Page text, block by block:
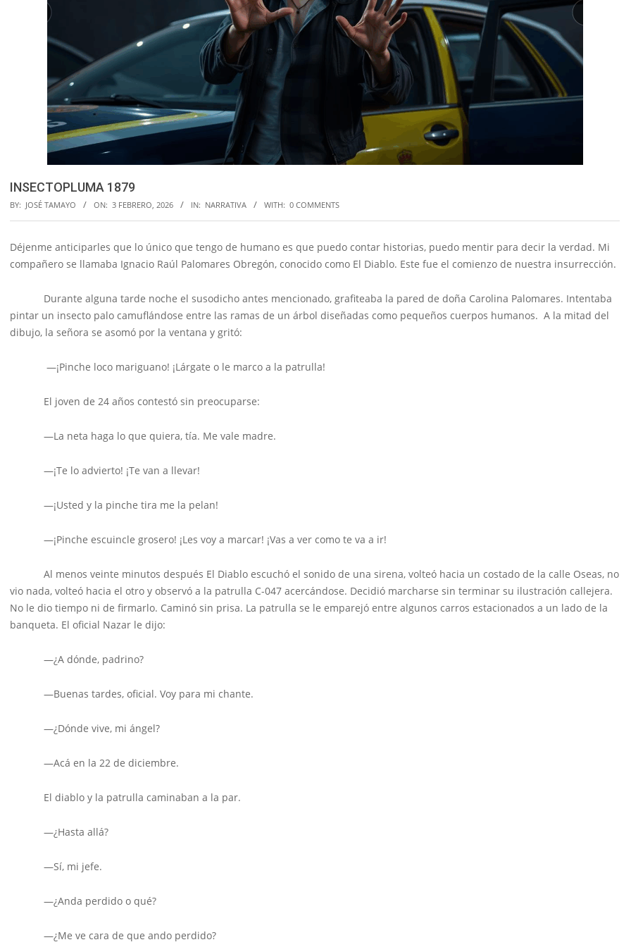
INSECTOPLUMA 1879
BY: JOSÉ TAMAYO ON: 3 FEBRERO, 2026 IN: NARRATIVA WITH: 0 COMMENTS
Déjenme anticiparles que lo único que tengo de humano es que puedo contar historias, puedo mentir para decir la verdad. Mi
compañero se llamaba Ignacio Raúl Palomares Obregón, conocido como El Diablo. Este fue el comienzo de nuestra insurrección.
Durante alguna tarde noche el susodicho antes mencionado, grafiteaba la pared de doña Carolina Palomares. Intentaba
pintar un insecto palo camuflándose entre las ramas de un árbol diseñadas como pequeños cuerpos humanos. A la mitad del
dibujo, la señora se asomó por la ventana y gritó:
—¡Pinche loco mariguano! ¡Lárgate o le marco a la patrulla!
El joven de 24 años contestó sin preocuparse:
—La neta haga lo que quiera, tía. Me vale madre.
—¡Te lo advierto! ¡Te van a llevar!
—¡Usted y la pinche tira me la pelan!
—¡Pinche escuincle grosero! ¡Les voy a marcar! ¡Vas a ver como te va a ir!
Al menos veinte minutos después El Diablo escuchó el sonido de una sirena, volteó hacia un costado de la calle Oseas, no
vio nada, volteó hacia el otro y observó a la patrulla C-047 acercándose. Decidió marcharse sin terminar su ilustración callejera.
No le dio tiempo ni de firmarlo. Caminó sin prisa. La patrulla se le emparejó entre algunos carros estacionados a un lado de la
banqueta. El oficial Nazar le dijo:
—¿A dónde, padrino?
—Buenas tardes, oficial. Voy para mi chante.
—¿Dónde vive, mi ángel?
—Acá en la 22 de diciembre.
El diablo y la patrulla caminaban a la par.
—¿Hasta allá?
—Sí, mi jefe.
—¿Anda perdido o qué?
—¿Me ve cara de que ando perdido?